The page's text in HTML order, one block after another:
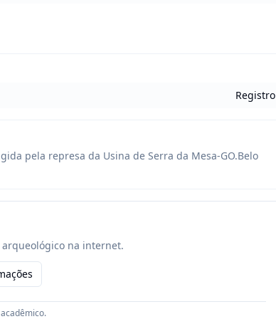
Registro
pela represa da Usina de Serra da Mesa-GO.Belo
na internet.